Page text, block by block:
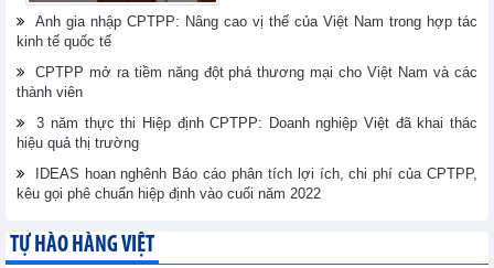
Anh gia nhập CPTPP: Nâng cao vị thế của Việt Nam trong hợp tác
kinh tế quốc tế
CPTPP mở ra tiềm năng đột phá thương mại cho Việt Nam và các
thành viên
3 năm thực thi Hiệp định CPTPP: Doanh nghiệp Việt đã khai thác
hiệu quả thị trường
IDEAS hoan nghênh Báo cáo phân tích lợi ích, chi phí của CPTPP,
kêu gọi phê chuẩn hiệp định vào cuối năm 2022
TỰ HÀO HÀNG VIỆT